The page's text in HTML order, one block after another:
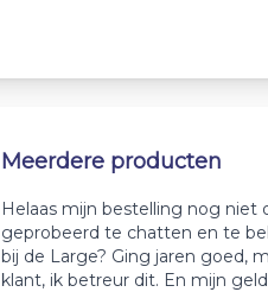
Meerdere producten
Helaas mijn bestelling nog niet
geprobeerd te chatten en te
bij de Large? Ging jaren goed,
klant, ik betreur dit. En mijn